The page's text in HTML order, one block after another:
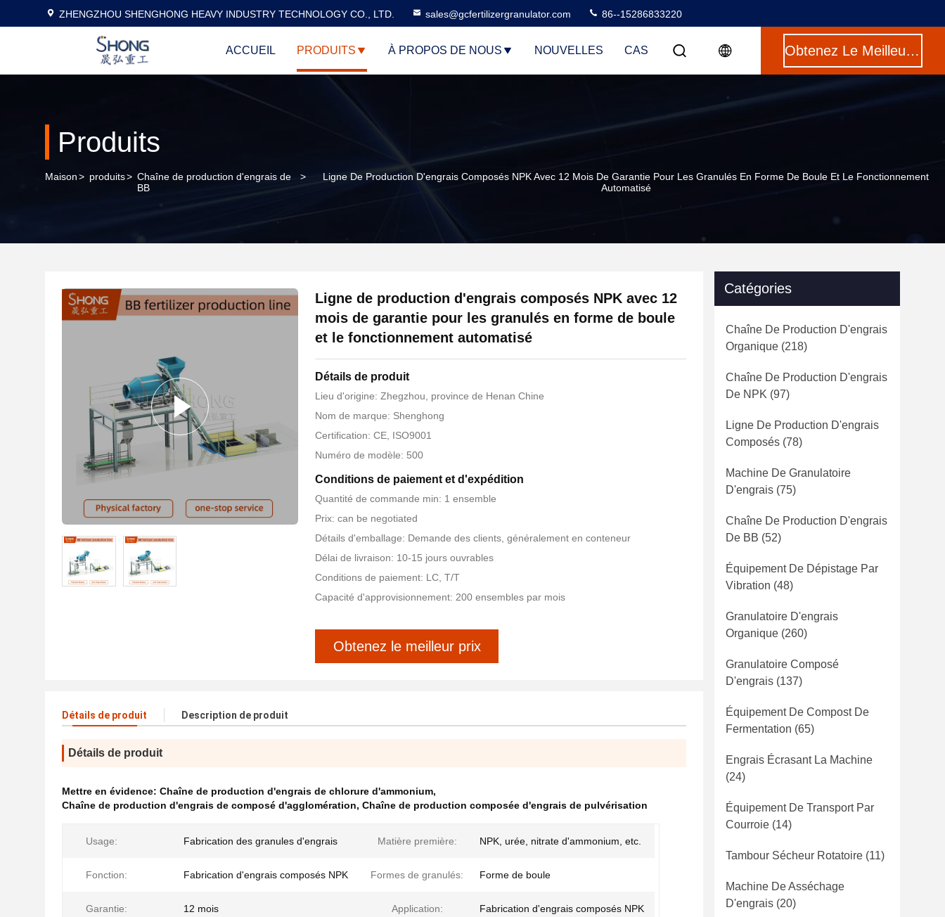
ZHENGZHOU SHENGHONG HEAVY INDUSTRY TECHNOLOGY CO., LTD. sales@gcfertilizergranulator.com 86--15286833220
ACCUEIL PRODUITS À PROPOS DE NOUS NOUVELLES CAS Obtenez Le Meilleur Prix
Produits
Maison> produits> Chaîne de production d'engrais de
BB
>
Ligne De Production D'engrais Composés NPK Avec 12 Mois De Garantie Pour Les Granulés En Forme De Boule Et Le Fonctionnement
Automatisé
Ligne de production d'engrais composés NPK avec 12
mois de garantie pour les granulés en forme de boule
et le fonctionnement automatisé
Détails de produit
Lieu d'origine: Zhegzhou, province de Henan Chine
Nom de marque: Shenghong
Certification: CE, ISO9001
Numéro de modèle: 500
Conditions de paiement et d'expédition
Quantité de commande min: 1 ensemble
Prix: can be negotiated
Détails d'emballage: Demande des clients, généralement en conteneur
Délai de livraison: 10-15 jours ouvrables
Conditions de paiement: LC, T/T
Capacité d'approvisionnement: 200 ensembles par mois
Obtenez le meilleur prix
Détails de produit Description de produit
Détails de produit
Mettre en évidence: Chaîne de production d'engrais de chlorure d'ammonium,
Chaîne de production d'engrais de composé d'agglomération, Chaîne de production composée d'engrais de pulvérisation
Usage: Fabrication des granules d'engrais Matière première: NPK, urée, nitrate d'ammonium, etc.
Fonction: Fabrication d'engrais composés NPK Formes de granulés: Forme de boule
Garantie: 12 mois Application: Fabrication d'engrais composés NPK
Catégories
Chaîne De Production D'engrais
Organique (218)
Chaîne De Production D'engrais
De NPK (97)
Ligne De Production D'engrais
Composés (78)
Machine De Granulatoire
D'engrais (75)
Chaîne De Production D'engrais
De BB (52)
Équipement De Dépistage Par
Vibration (48)
Granulatoire D'engrais
Organique (260)
Granulatoire Composé
D'engrais (137)
Équipement De Compost De
Fermentation (65)
Engrais Écrasant La Machine
(24)
Équipement De Transport Par
Courroie (14)
Tambour Sécheur Rotatoire (11)
Machine De Asséchage
D'engrais (20)